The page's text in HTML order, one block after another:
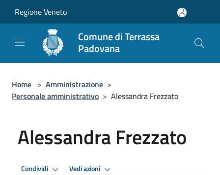
Regione Veneto
Comune di Terrassa
Padovana
Home > Amministrazione >
Personale amministrativo > Alessandra Frezzato
Alessandra Frezzato
Condividi Vedi azioni